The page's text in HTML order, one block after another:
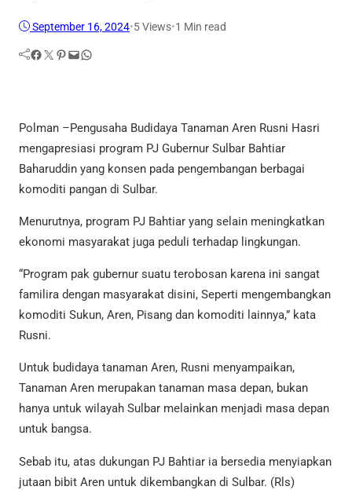
September 16, 2024•5Views•1 Min read
Facebook Twitter Pinterest Mail WhatsApp
Polman –Pengusaha Budidaya Tanaman Aren Rusni Hasri
mengapresiasi program PJ Gubernur Sulbar Bahtiar
Baharuddin yang konsen pada pengembangan berbagai
komoditi pangan di Sulbar.
Menurutnya, program PJ Bahtiar yang selain meningkatkan
ekonomi masyarakat juga peduli terhadap lingkungan.
“Program pak gubernur suatu terobosan karena ini sangat
familira dengan masyarakat disini, Seperti mengembangkan
komoditi Sukun, Aren, Pisang dan komoditi lainnya,” kata
Rusni.
Untuk budidaya tanaman Aren, Rusni menyampaikan,
Tanaman Aren merupakan tanaman masa depan, bukan
hanya untuk wilayah Sulbar melainkan menjadi masa depan
untuk bangsa.
Sebab itu, atas dukungan PJ Bahtiar ia bersedia menyiapkan
jutaan bibit Aren untuk dikembangkan di Sulbar. (Rls)